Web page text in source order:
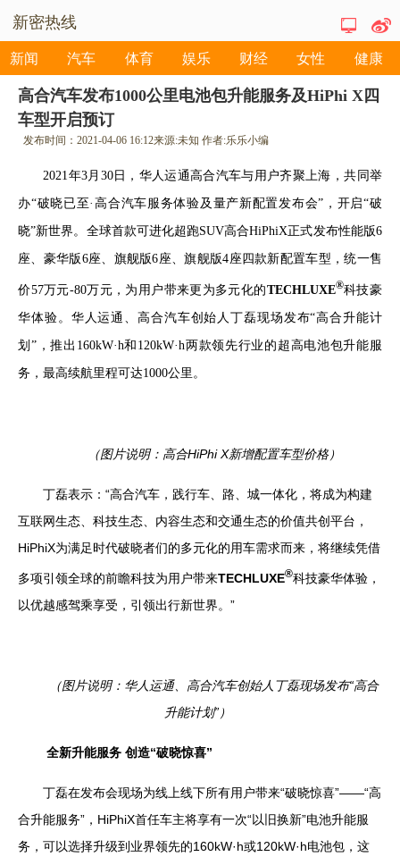
新密热线
新闻 汽车 体育 娱乐 财经 女性 健康
高合汽车发布1000公里电池包升能服务及HiPhi X四
车型开启预订
发布时间：2021-04-06 16:12来源:未知作者:乐乐小编
2021年3月 30日，华人运通高合汽车与用户齐聚上海，共同举
办“破晓已至·高合汽车服务体验及量产新配置发布会”，开启“破
晓”新世界。全球首款可进化超跑SUV高合HiPhiX正式发布性能版6
座、豪华版 6座、旗舰版6座、旗舰版4座四款新配置车型，统一售
价57万元-80万元，为用户带来更为多元化的TECHLUXE®科技豪
华体验。华人运通、高合汽车创始人丁磊现场发布“高合升能计
划”，推出 160kW·h和 120kW·h两款领先行业的超高电池包升能服
务，最高续航里程可达1000公里。
（图片说明：高合HiPhi X新增配置车型价格）
丁磊表示：“高合汽车，践行车、路、城一体化，将成为构建
互联网生态、科技生态、内容生态和交通生态的价值共创平台，
HiPhiX为满足时代破晓者们的多元化的用车需求而来，将继续凭借
多项引领全球的前瞻科技为用户带来TECHLUXE®科技豪华体验，
以优越感驾乘享受，引领出行新世界。”
（图片说明：华人运通、高合汽车创始人丁磊现场发布“高合
升能计划”）
全新升能服务 创造“破晓惊喜”
丁磊在发布会现场为线上线下所有用户带来“破晓惊喜”——“高
合升能服务”， HiPhiX首任车主将享有一次“以旧换新”电池升能服
务，可以选择升级到业界领先的160kW·h或120kW·h电池包，这